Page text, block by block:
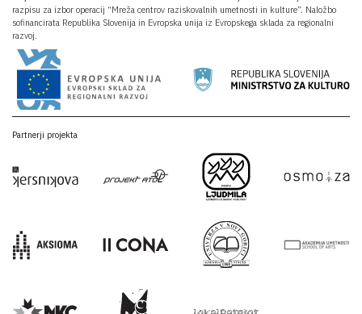
razpisu za izbor operacij “Mreža centrov raziskovalnih umetnosti in kulture”. Naložbo
sofinancirata Republika Slovenija in Evropska unija iz Evropskega sklada za regionalni
razvoj.
Partnerji projekta